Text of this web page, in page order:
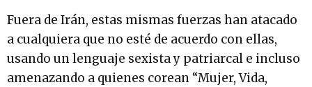
Fuera de Irán, estas mismas fuerzas han atacado
a cualquiera que no esté de acuerdo con ellas,
usando un lenguaje sexista y patriarcal e incluso
amenazando a quienes corean “Mujer, Vida,